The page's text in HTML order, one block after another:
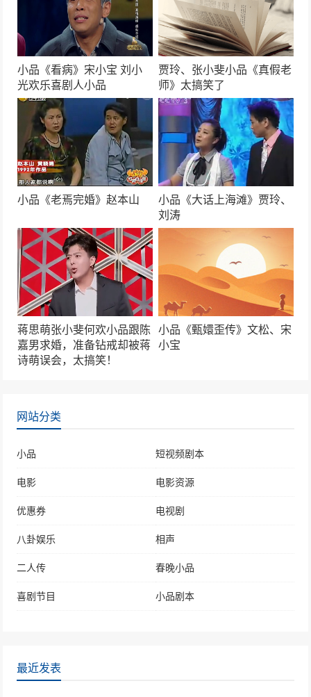
小品《同学会》常远，艾伦， 王宁
46754次播放
贾冰小品《要债》包袱层出不穷笑声不断
45884次播放
小品《光阴的故事》贾冰、张红爽
44295次播放
小品《碰瓷》杨冰、文松、宋小宝
42710次播放
小品《名侦探可真难》周云鹏最新搞笑升级
41559次播放
小品《翻脸》贾玲、张小斐
41314次播放
赵本山经典小品《出名》笑到流泪！
小品《看病》宋小宝 刘小
光欢乐喜剧人小品
贾玲、张小斐小品《真假老
师》太搞笑了
小品《老焉完婚》赵本山
小品《大话上海滩》贾玲、
刘涛
蒋思萌张小斐何欢小品跟陈
嘉男求婚，准备钻戒却被蒋
诗萌误会，太搞笑！
小品《甄嬛歪传》文松、宋
小宝
网站分类
小品 短视频剧本
电影 电影资源
优惠券 电视剧
八卦娱乐 相声
二人传 春晚小品
喜剧节目 小品剧本
最近发表